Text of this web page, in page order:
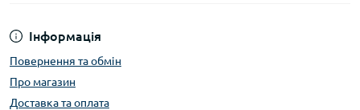
Інформація
Повернення та обмін
Про магазин
Доставка та оплата